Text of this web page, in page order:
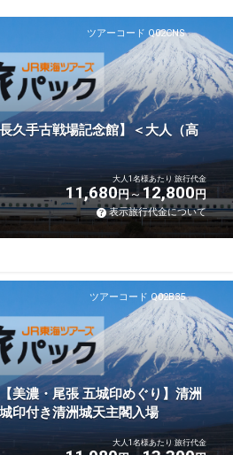
ツアーコード Q02CNS
久手古戦場記念館】＜大人（高
大人1名様あたり 旅行代金
11,680円 12,800円
表示旅行代金について
ツアーコード Q02B35
濃・尾張 五城印めぐり】清洲
印付き清洲城天主閣入場
大人1名様あたり 旅行代金